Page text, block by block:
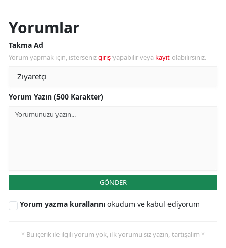
Yorumlar
Takma Ad
Yorum yapmak için, istersenizgirişyapabilir veya kayıt olabilirsiniz.
Yorum Yazın (500 Karakter)
GÖNDER
Yorum yazma kurallarını okudum ve kabul ediyorum
* Bu içerik ile ilgili yorum yok, ilk yorumu siz yazın, tartışalım *